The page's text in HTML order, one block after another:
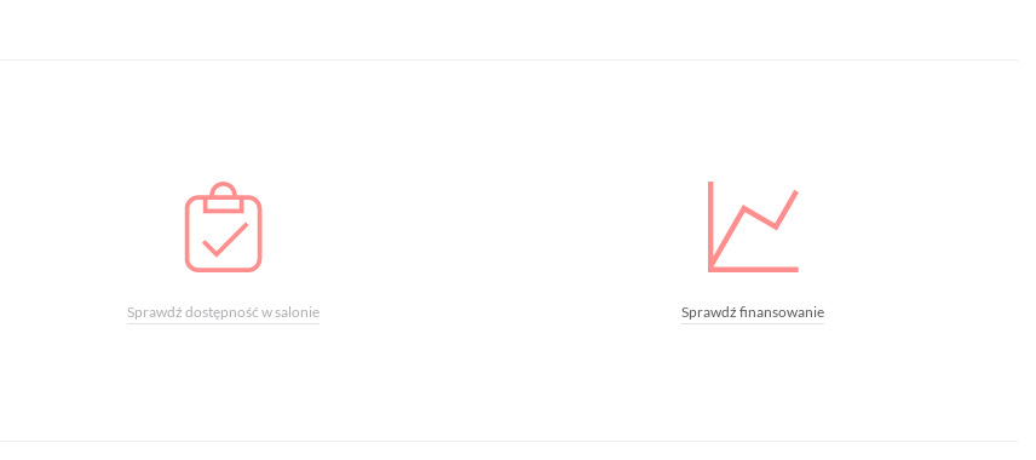
Sprawdź dostępność w salonie Sprawdź finansowanie